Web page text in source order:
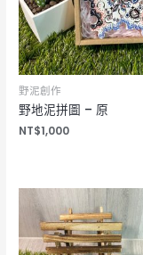
野泥創作
野地泥拼圖 – 原
NT$1,000